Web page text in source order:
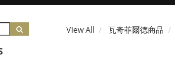
View All 瓦奇菲爾德商品